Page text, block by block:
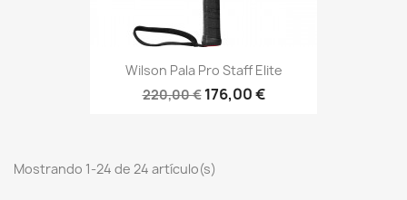
Wilson Pala Pro Staff Elite
220,00 € 176,00 €
Mostrando 1-24 de 24 artículo(s)